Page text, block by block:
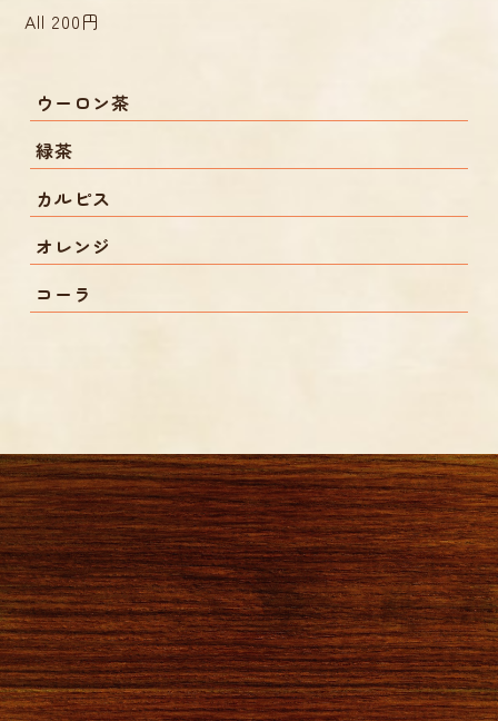
All 200円
ウーロン茶
緑茶
カルピス
オレンジ
コーラ